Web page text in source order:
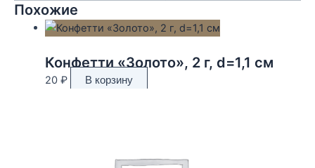
Похожие
Конфетти «Золото», 2 г, d=1,1 см
20 ₽ В корзину